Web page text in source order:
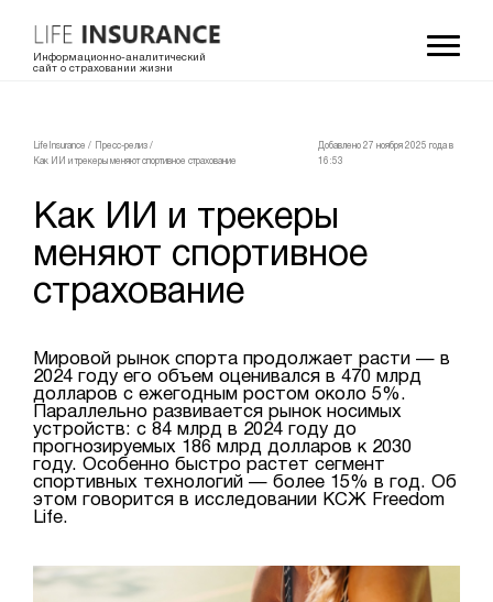
Информационно-аналитический
сайт о страховании жизни
LifeInsurance / Пресс-релиз /
Как ИИ и трекеры меняют спортивное страхование
Добавлено 27 ноября 2025 года в
16:53
Как ИИ и трекеры
меняют спортивное
страхование
Мировой рынок спорта продолжает расти — в
2024 году его объем оценивался в 470 млрд
долларов с ежегодным ростом около 5%.
Параллельно развивается рынок носимых
устройств: с 84 млрд в 2024 году до
прогнозируемых 186 млрд долларов к 2030
году. Особенно быстро растет сегмент
спортивных технологий — более 15% в год. Об
этом говорится в исследовании КСЖ Freedom
Life.